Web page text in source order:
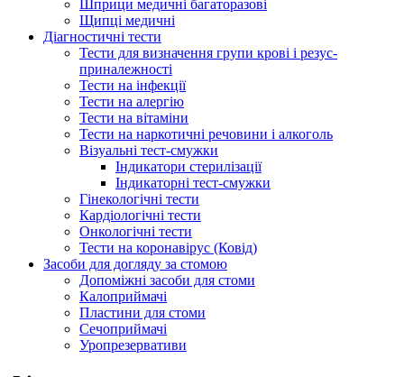
Шприци медичні багаторазові
Щипці медичні
Діагностичні тести
Тести для визначення групи крові і резус-
приналежності
Тести на інфекції
Тести на алергію
Тести на вітаміни
Тести на наркотичні речовини і алкоголь
Візуальні тест-смужки
Індикатори стерилізації
Індикаторні тест-смужки
Гінекологічні тести
Кардіологічні тести
Онкологічні тести
Тести на коронавірус (Ковід)
Засоби для догляду за стомою
Допоміжні засоби для стоми
Калоприймачі
Пластини для стоми
Сечоприймачі
Уропрезервативи